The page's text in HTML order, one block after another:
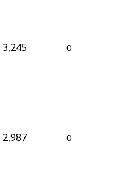
0
3,245
0
2,987